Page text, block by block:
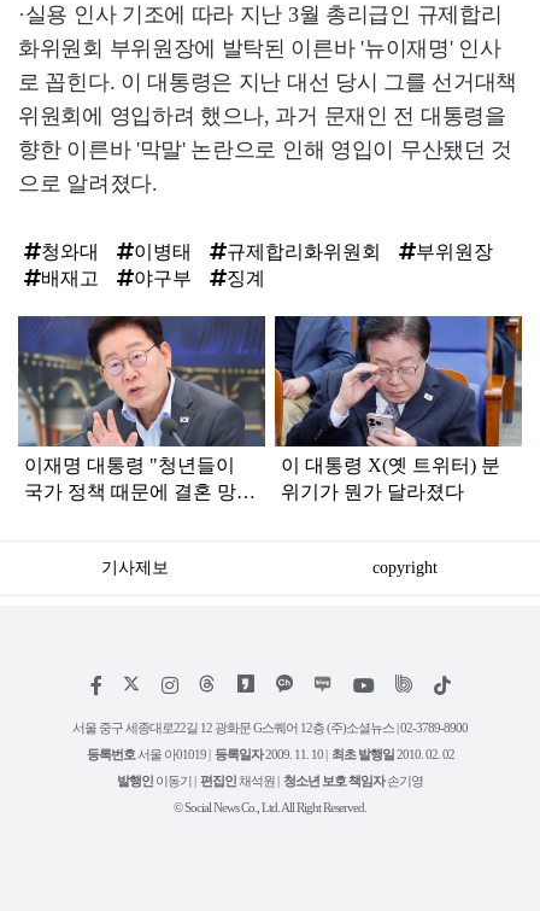
·실용 인사 기조에 따라 지난 3월 총리급인 규제합리
화위원회 부위원장에 발탁된 이른바 '뉴이재명' 인사
로 꼽힌다. 이 대통령은 지난 대선 당시 그를 선거대책
위원회에 영입하려 했으나, 과거 문재인 전 대통령을
향한 이른바 '막말' 논란으로 인해 영입이 무산됐던 것
으로 알려졌다.
청와대 이병태 규제합리화위원회
부위원장
배재고
야구부 징계
탑
라
인
이재명 대통령 "청년들이
국가 정책 때문에 결혼 망설
이 대통령 X(옛 트위터) 분
위기가 뭔가 달라졌다
기사제보 copyright
페
스
인
타
램
위
트
유
튜
틱
서울 중구 세종대로22길 12 광화문 G스퀘어 12층 (주)소셜뉴스 | 02-3789-8900
등록번호 서울 아01019 | 등록일자2009. 11. 10 | 최초 발행일 2010. 02. 02
발행인 이동기 | 편집인 채석원 | 청소년 보호 책임자손기영
© Social News Co., Ltd. All Right Reserved.